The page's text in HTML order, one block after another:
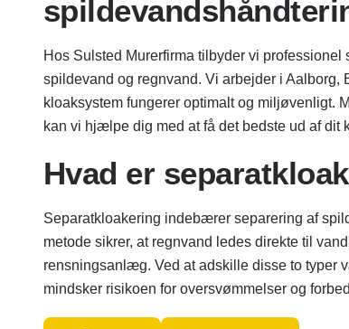
Hos Sulsted Murerfirma tilbyder vi
spildevand og regnvand. Vi arbejder i Aalborg,
kloaksystem fungerer optimalt og miljøvenligt.
kan vi hjælpe dig med at få det bedste ud af dit
Hvad er
Separatkloakering indebærer separering af
metode sikrer, at regnvand ledes direkte til
rensningsanlæg. Ved at adskille disse to typer
mindsker risikoen for oversvømmelser og